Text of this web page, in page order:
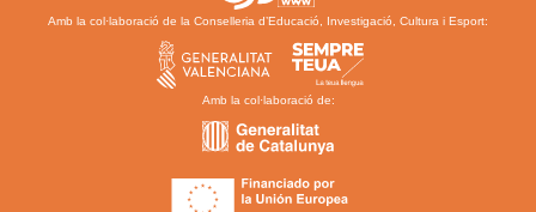
Amb la col·laboració de la Conselleria d’Educació, Investigació, Cultura i Esport:
Amb la col·laboració de: